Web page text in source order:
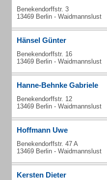
Benekendorffstr. 3
13469 Berlin - Waidmannslust
Hänsel Günter
Benekendorffstr. 16
13469 Berlin - Waidmannslust
Hanne-Behnke Gabriele
Benekendorffstr. 12
13469 Berlin - Waidmannslust
Hoffmann Uwe
Benekendorffstr. 47 A
13469 Berlin - Waidmannslust
Kersten Dieter